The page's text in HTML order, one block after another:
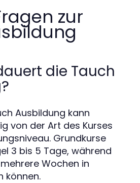
zur
die Tauch
Ausbildung kann
von der Art des Kurses
Grundkurse
3 bis 5 Tage, während
Wochen in
können.